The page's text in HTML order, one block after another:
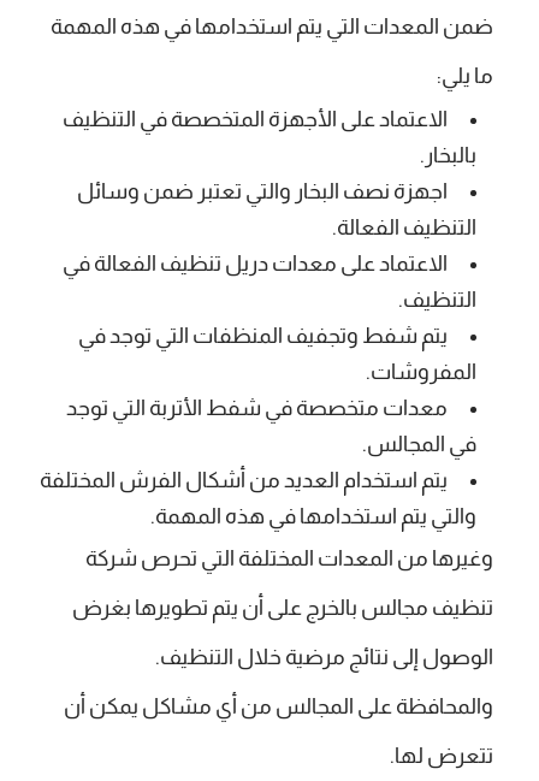
ضمن المعدات التي يتم استخدامها في هذه المهمة
ما يلي:
الاعتماد على الأجهزة المتخصصة في التنظيف
بالبخار.
اجهزة نصف البخار والتي تعتبر ضمن وسائل
التنظيف الفعالة.
الاعتماد على معدات دريل تنظيف الفعالة في
التنظيف.
يتم شفط وتجفيف المنظفات التي توجد في
المفروشات.
معدات متخصصة في شفط الأتربة التي توجد
في المجالس.
يتم استخدام العديد من أشكال الفرش المختلفة
والتي يتم استخدامها في هذه المهمة.
وغيرها من المعدات المختلفة التي تحرص شركة
تنظيف مجالس بالخرج على أن يتم تطويرها بغرض
الوصول إلى نتائج مرضية خلال التنظيف.
والمحافظة على المجالس من أي مشاكل يمكن أن
تتعرض لها.